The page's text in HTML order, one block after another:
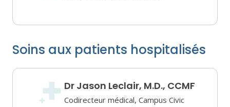
Soins aux patients hospitalisés
Dr Jason Leclair, M.D., CCMF
Codirecteur médical, Campus Civic